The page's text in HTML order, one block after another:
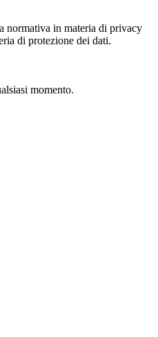
normativa in materia di privacy
di protezione dei dati.
momento.